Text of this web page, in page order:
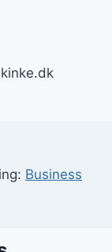
Business